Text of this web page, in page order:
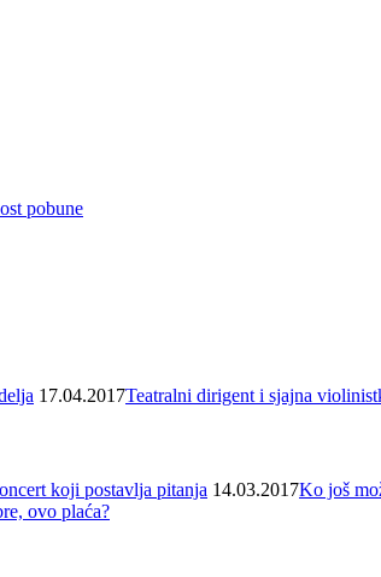
pobune
17.04.2017Teatralni dirigent i sjajna
koji postavlja pitanja 14.03.2017Ko još
ovo plaća?